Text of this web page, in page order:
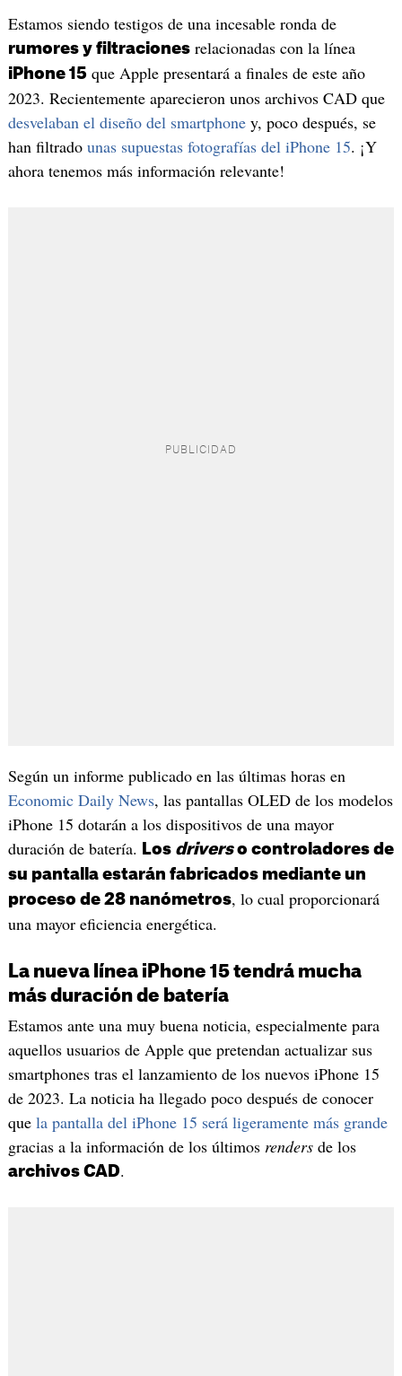
Estamos siendo testigos de una incesable ronda de
rumores y filtracionesrelacionadas con la línea
iPhone 15que Apple presentará a finales de este año
2023. Recientemente aparecieron unos archivos CAD que
desvelaban el diseño del smartphoney, poco después, se
han filtrado unas supuestas fotografías del iPhone 15. ¡Y
ahora tenemos más información relevante!
Según un informe publicado en las últimas horas en
Economic Daily News, las pantallas OLED de los modelos
iPhone 15 dotarán a los dispositivos de una mayor
duración de batería.
Los driverso controladores de
su pantalla estarán fabricados mediante un
proceso de 28 nanómetros, lo cual proporcionará
una mayor eficiencia energética.
La nueva línea iPhone 15 tendrá mucha
más duración de batería
Estamos ante una muy buena noticia, especialmente para
aquellos usuarios de Apple que pretendan actualizar sus
smartphones tras el lanzamiento de los nuevos iPhone 15
de 2023. La noticia ha llegado poco después de conocer
que la pantalla del iPhone 15 será ligeramente más grande
gracias a la información de los últimos rendersde los
archivos CAD.